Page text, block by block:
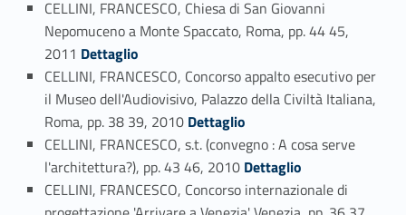
CELLINI, FRANCESCO, Chiesa di San Giovanni
Nepomuceno a Monte Spaccato, Roma, pp. 44 45,
2011 Link identifier #identifier_person_136577-66
Dettaglio
CELLINI, FRANCESCO, Concorso appalto esecutivo per
il Museo dell'Audiovisivo, Palazzo della Civiltà Italiana,
Roma, pp. 38 39, 2010 Link identifier #identifier_person_15718-67
Dettaglio
CELLINI, FRANCESCO, s.t. (convegno : A cosa serve
l'architettura?), pp. 43 46, 2010 Link identifier #identifier_person_181898-68
Dettaglio
CELLINI, FRANCESCO, Concorso internazionale di